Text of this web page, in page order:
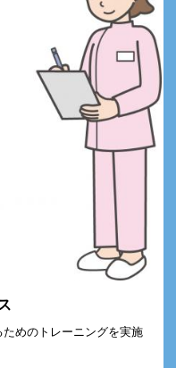
めのトレーニングを実施